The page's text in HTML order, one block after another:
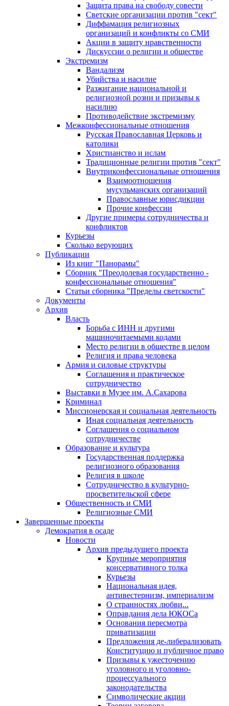
Защита права на свободу совести
Светские организации против "сект"
Диффамация религиозных
организаций и конфликты со СМИ
Акции в защиту нравственности
Дискуссии о религии и обществе
Экстремизм
Вандализм
Убийства и насилие
Разжигание национальной и
религиозной розни и призывы к
насилию
Противодействие экстремизму
Межконфессиональные отношения
Русская Православная Церковь и
католики
Христианство и ислам
Традиционные религии против "сект"
Внутриконфессиональные отношения
Взаимоотношения
мусульманских организаций
Православные юрисдикции
Прочие конфессии
Другие примеры сотрудничества и
конфликтов
Курьезы
Сколько верующих
Публикации
Из книг "Панорамы"
Сборник "Преодолевая государственно -
конфессиональные отношения"
Статьи сборника "Пределы светскости"
Документы
Архив
Власть
Борьба с ИНН и другими
машиночитаемыми кодами
Место религии в обществе в целом
Религия и права человека
Армия и силовые структуры
Соглашения и практическое
сотрудничество
Выставки в Музее им. А.Сахарова
Криминал
Миссионерская и социальная деятельность
Иная социальная деятельность
Соглашения о социальном
сотрудничестве
Образование и культура
Государственная поддержка
религиозного образования
Религия в школе
Сотрудничество в культурно-
просветительской сфере
Общественность и СМИ
Религиозные СМИ
Завершенные проекты
Демократия в осаде
Новости
Архив предыдущего проекта
Крупные мероприятия
консервативного толка
Курьезы
Национальная идея,
антивестернизм, империализм
О странностях любви...
Оправдания дела ЮКОСа
Основания пересмотра
приватизации
Предложения де-либерализовать
Конституцию и публичное право
Призывы к ужесточению
уголовного и уголовно-
процессуального
законодательства
Символические акции